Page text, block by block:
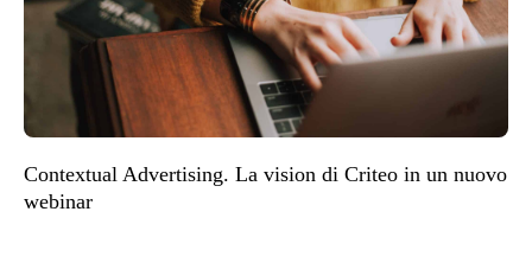
Contextual Advertising. La vision di Criteo in un nuovo
webinar